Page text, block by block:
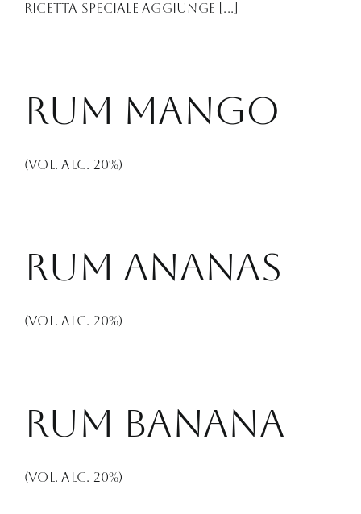
ricetta speciale aggiunge [...]
Rum Mango
(Vol. Alc. 20%)
Rum Ananas
(Vol. Alc. 20%)
Rum Banana
(Vol. Alc. 20%)